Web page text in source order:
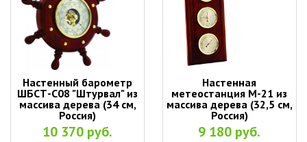
Настенный барометр
ШБСТ-С08 "Штурвал" из
массива дерева (34 см,
Россия)
10 370 руб.
Настенная
метеостанция М-21 из
массива дерева (32,5 см,
Россия)
9 180 руб.